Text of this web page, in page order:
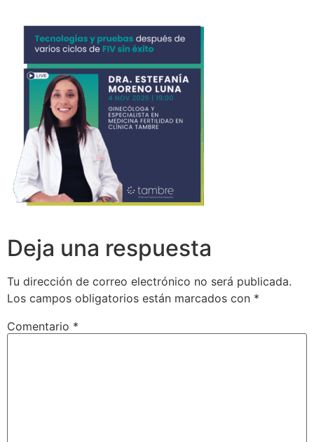
Deja una respuesta
Tu dirección de correo electrónico no será publicada.
Los campos obligatorios están marcados con *
Comentario *